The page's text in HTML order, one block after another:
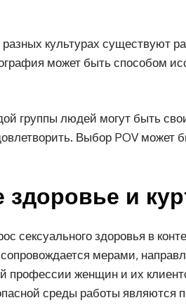
культурах существуют
может быть способом
группы людей могут быть
Выбор POV может
здоровье и
сексуального здоровья в
мерами,
профессии женщин и их
среды работы являются